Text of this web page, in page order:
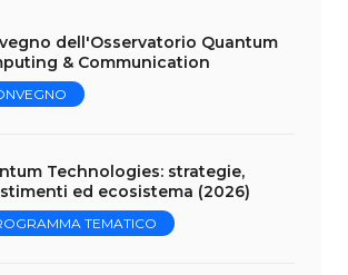
dell'Osservatorio Quantum
& Communication
Technologies: strategie,
ed ecosistema (2026)
TEMATICO